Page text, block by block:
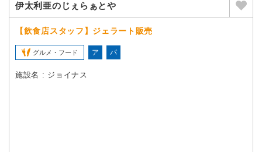
伊太利亜のじぇらぁとや
【飲食店スタッフ】ジェラート販売
グルメ・フード ア パ
施設名 : ジョイナス